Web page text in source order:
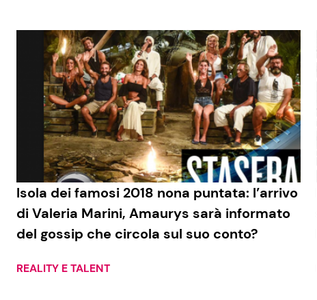
Isola dei famosi 2018 nona puntata: l’arrivo
di Valeria Marini, Amaurys sarà informato
del gossip che circola sul suo conto?
REALITY E TALENT